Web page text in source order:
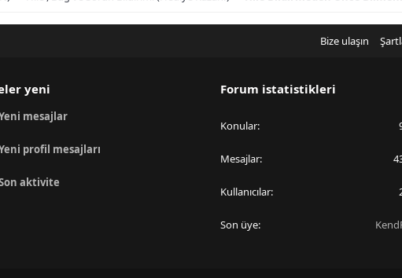
Bize ulaşın
yeni
mesajlar
profil mesajları
aktivite
Forum istatistikleri
Konular
Mesajlar
Kullanıcılar
Son üye